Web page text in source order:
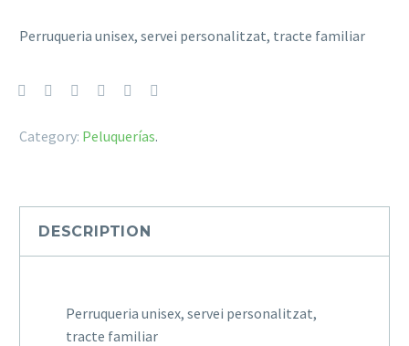
Perruqueria unisex, servei personalitzat, tracte familiar
Category: Peluquerías.
DESCRIPTION
Perruqueria unisex, servei personalitzat,
tracte familiar